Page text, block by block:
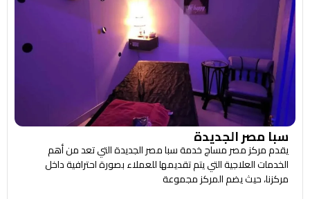
سبا مصر الجديدة
يقدم مركز مصر مساج خدمة سبا مصر الجديدة التي تعد من أهم
الخدمات العلاجية التي يتم تقديمها للعملاء بصورة احترافية داخل
مركزنا، حيث يضم المركز مجموعة